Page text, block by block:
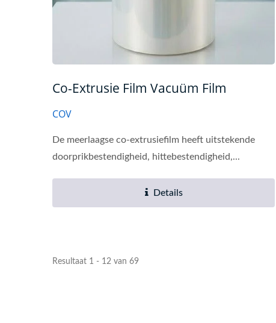
Co-Extrusie Film Vacuüm Film
COV
De meerlaagse co-extrusiefilm heeft uitstekende
doorprikbestendigheid, hittebestendigheid,...
Details
Resultaat 1 - 12 van 69